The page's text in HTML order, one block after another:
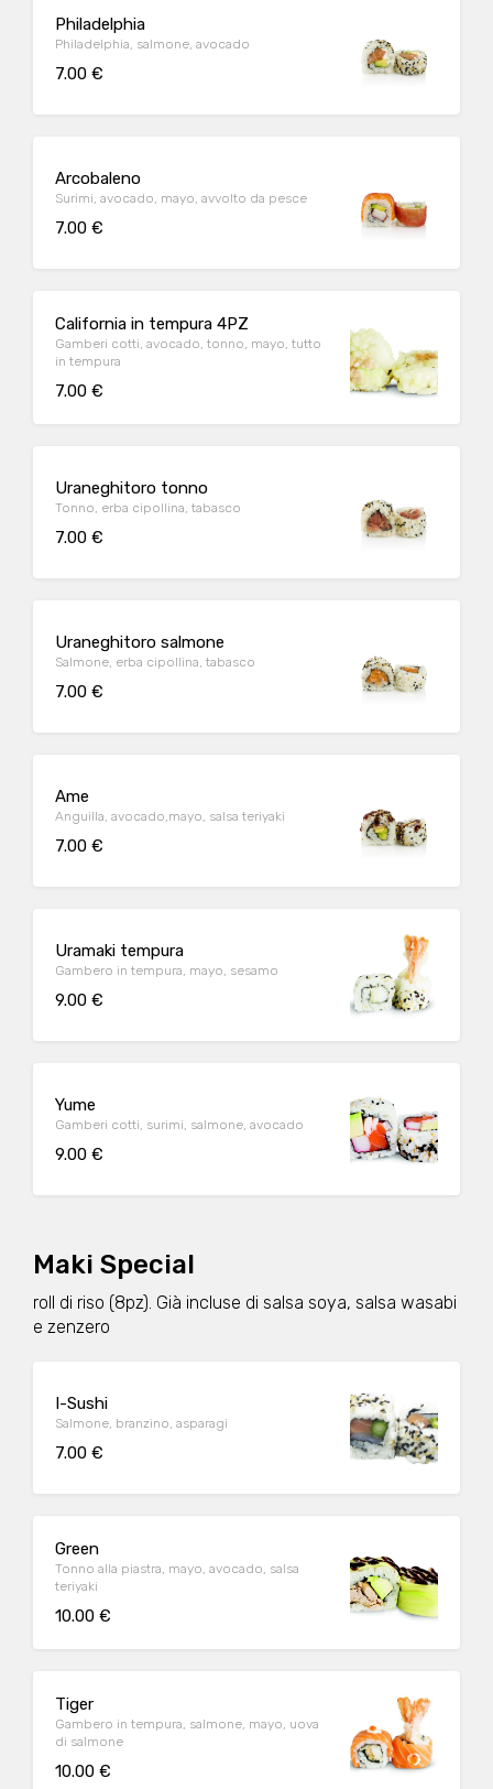
Philadelphia
Philadelphia, salmone, avocado
7.00 €
Arcobaleno
Surimi, avocado, mayo, avvolto da pesce
7.00 €
California in tempura 4PZ
Gamberi cotti, avocado, tonno, mayo, tutto
in tempura
7.00 €
Uraneghitoro tonno
Tonno, erba cipollina, tabasco
7.00 €
Uraneghitoro salmone
Salmone, erba cipollina, tabasco
7.00 €
Ame
Anguilla, avocado,mayo, salsa teriyaki
7.00 €
Uramaki tempura
Gambero in tempura, mayo, sesamo
9.00 €
Yume
Gamberi cotti, surimi, salmone, avocado
9.00 €
Maki Special
roll di riso (8pz). Già incluse di salsa soya, salsa wasabi
e zenzero
I-Sushi
Salmone, branzino, asparagi
7.00 €
Green
Tonno alla piastra, mayo, avocado, salsa
teriyaki
10.00 €
Tiger
Gambero in tempura, salmone, mayo, uova
di salmone
10.00 €